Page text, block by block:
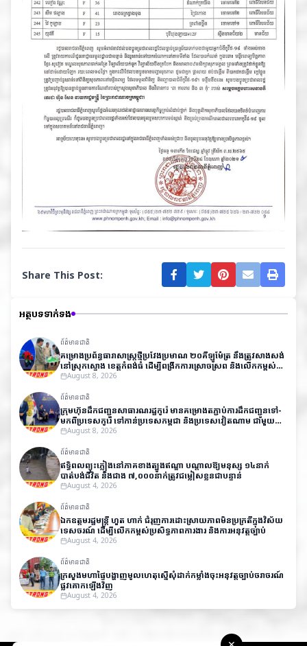
Share This Post:
អត្ថបទទាក់ទង
ព័ត៌មានជាតិ
គម្រោងប្រព័ន្ធធារាសាស្ត្រថ្មីប្រវែងប្រមាណ ២០គីឡូម៉ែត្រ នឹងត្រូវសាងសង់
នៅស្រុកស្ទោង ខេត្តកំពង់ធំ ដើម្បីពង្រីកការស្រោចស្រព និងលើកកម្ពស់
ផលិតភាពកសិកម្ម
August 8, 2026
ព័ត៌មានជាតិ
ក្រុមហ៊ុនដឹកជញ្ជូនសាធារណរដ្ឋកូរ៉េ មានគម្រោងតភ្ជាប់ការដឹកជញ្ជូនទៅ-
មកពីប្រទេសកូរ៉េ​ ទៅកាន់ប្រទេសកម្ពុជា និងប្រទេសវៀតណាម ជាមួយ
តម្លៃសមរម្យ
August 8, 2026
ព័ត៌មានជាតិ
ឥទ្ធិពលព្យុះភ្លៀងនៅភាគខាងត្បូងឥណ្ឌា បណ្តាលឱ្យមនុស្ស ១៤នាក់
បាត់បង់ជីវិត និងជាង ៧,០០០នាក់ត្រូវជម្លៀសខ្លួនជាបន្ទាន់
August 4, 2026
ព័ត៌មានជាតិ
ឯកឧត្តមរដ្ឋមន្ត្រី ហួត ហាក់ ជំរុញការដោះស្រាយភាពមិនប្រក្រតីក្នុងវិស័យ
ទេសចរណ៍ ដើម្បីលើកកម្ពស់ប្រសិទ្ធភាពការងារ និងការអនុវត្តច្បាប់
August 4, 2026
ព័ត៌មានជាតិ
ក្រសួងមហាផ្ទៃបង្ហាញមូលហេតុស្នើសុំដាក់កម្លាំងចុះអនុវត្តច្បាប់ចរាចរណ៍
ផ្លូវគោកឡើងវិញ
August 4, 2026